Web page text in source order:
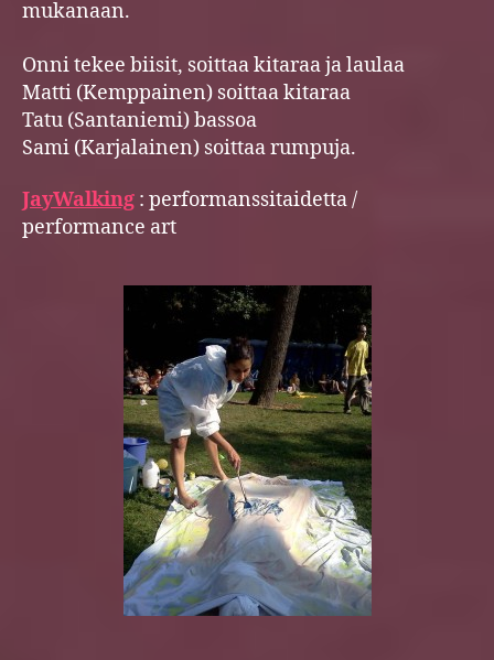
mukanaan.
Onni tekee biisit, soittaa kitaraa ja laulaa
Matti (Kemppainen) soittaa kitaraa
Tatu (Santaniemi) bassoa
Sami (Karjalainen) soittaa rumpuja.
JayWalking : performanssitaidetta /
performance art